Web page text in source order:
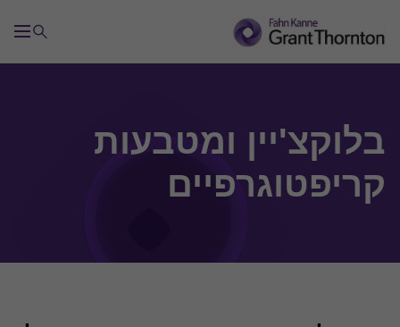
ביקורת פנימית
בלוקצ'יין ומטבעות
קריפטוגרפיים